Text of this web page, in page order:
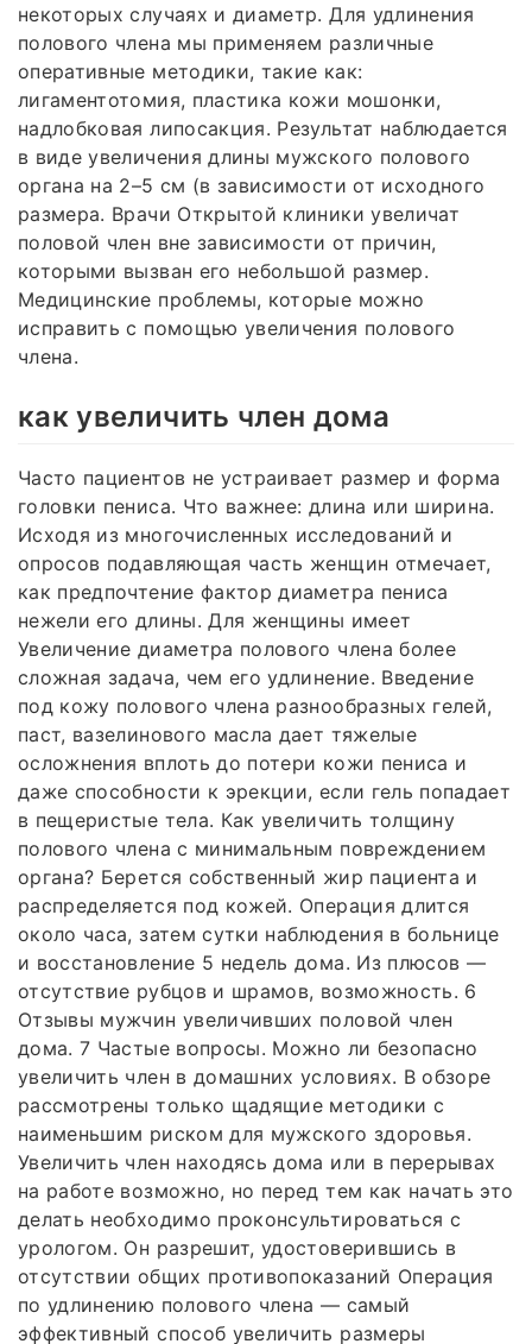
некоторых случаях и диаметр. Для удлинения
полового члена мы применяем различные
оперативные методики, такие как:
лигаментотомия, пластика кожи мошонки,
надлобковая липосакция. Результат наблюдается
в виде увеличения длины мужского полового
органа на 2–5 см (в зависимости от исходного
размера. Врачи Открытой клиники увеличат
половой член вне зависимости от причин,
которыми вызван его небольшой размер.
Медицинские проблемы, которые можно
исправить с помощью увеличения полового
члена.
как увеличить член дома
Часто пациентов не устраивает размер и форма
головки пениса. Что важнее: длина или ширина.
Исходя из многочисленных исследований и
опросов подавляющая часть женщин отмечает,
как предпочтение фактор диаметра пениса
нежели его длины. Для женщины имеет
Увеличение диаметра полового члена более
сложная задача, чем его удлинение. Введение
под кожу полового члена разнообразных гелей,
паст, вазелинового масла дает тяжелые
осложнения вплоть до потери кожи пениса и
даже способности к эрекции, если гель попадает
в пещеристые тела. Как увеличить толщину
полового члена с минимальным повреждением
органа? Берется собственный жир пациента и
распределяется под кожей. Операция длится
около часа, затем сутки наблюдения в больнице
и восстановление 5 недель дома. Из плюсов —
отсутствие рубцов и шрамов, возможность. 6
Отзывы мужчин увеличивших половой член
дома. 7 Частые вопросы. Можно ли безопасно
увеличить член в домашних условиях. В обзоре
рассмотрены только щадящие методики с
наименьшим риском для мужского здоровья.
Увеличить член находясь дома или в перерывах
на работе возможно, но перед тем как начать это
делать необходимо проконсультироваться с
урологом. Он разрешит, удостоверившись в
отсутствии общих противопоказаний Операция
по удлинению полового члена — самый
эффективный способ увеличить размеры